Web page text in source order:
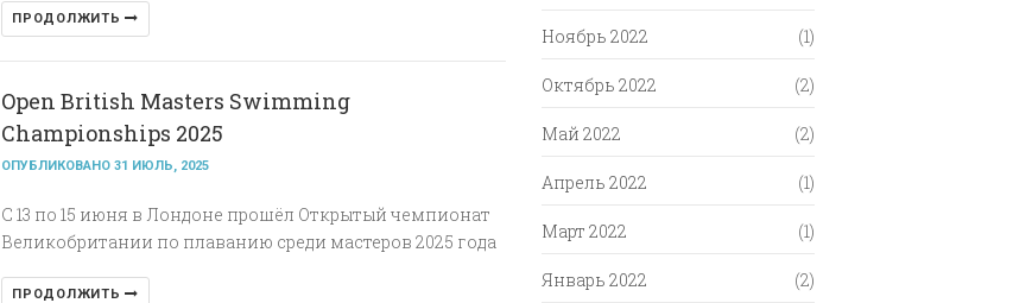
ПРОДОЛЖИТЬ
Open British Masters Swimming
Championships 2025
ОПУБЛИКОВАНО 31 ИЮЛЬ, 2025
С 13 по 15 июня в Лондоне прошёл Открытый чемпионат
Великобритании по плаванию среди мастеров 2025 года
ПРОДОЛЖИТЬ
Ноябрь 2022 (1)
Октябрь 2022 (2)
Май 2022 (2)
Апрель 2022 (1)
Март 2022 (1)
Январь 2022 (2)